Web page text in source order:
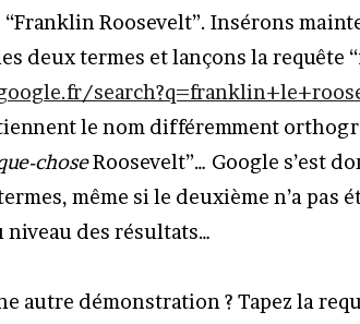
Roosevelt”. Insérons
deux termes et lançons la requête
le nom différemment
choseRoosevelt”… Google s’est
même si le deuxième n’a pas
niveau des résultats…
autre démonstration ? Tapez la